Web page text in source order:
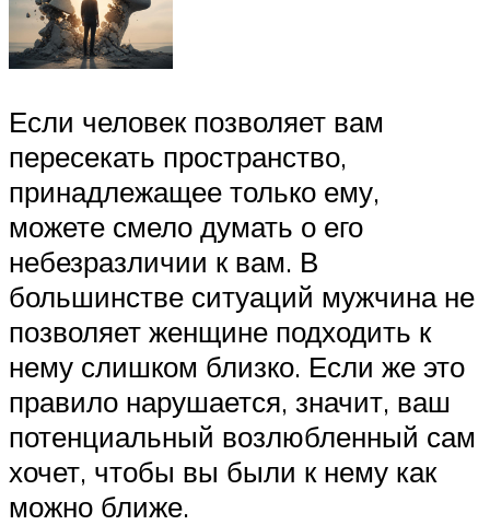
Если человек позволяет вам
пересекать пространство,
принадлежащее только ему,
можете смело думать о его
небезразличии к вам. В
большинстве ситуаций мужчина не
позволяет женщине подходить к
нему слишком близко. Если же это
правило нарушается, значит, ваш
потенциальный возлюбленный сам
хочет, чтобы вы были к нему как
можно ближе.